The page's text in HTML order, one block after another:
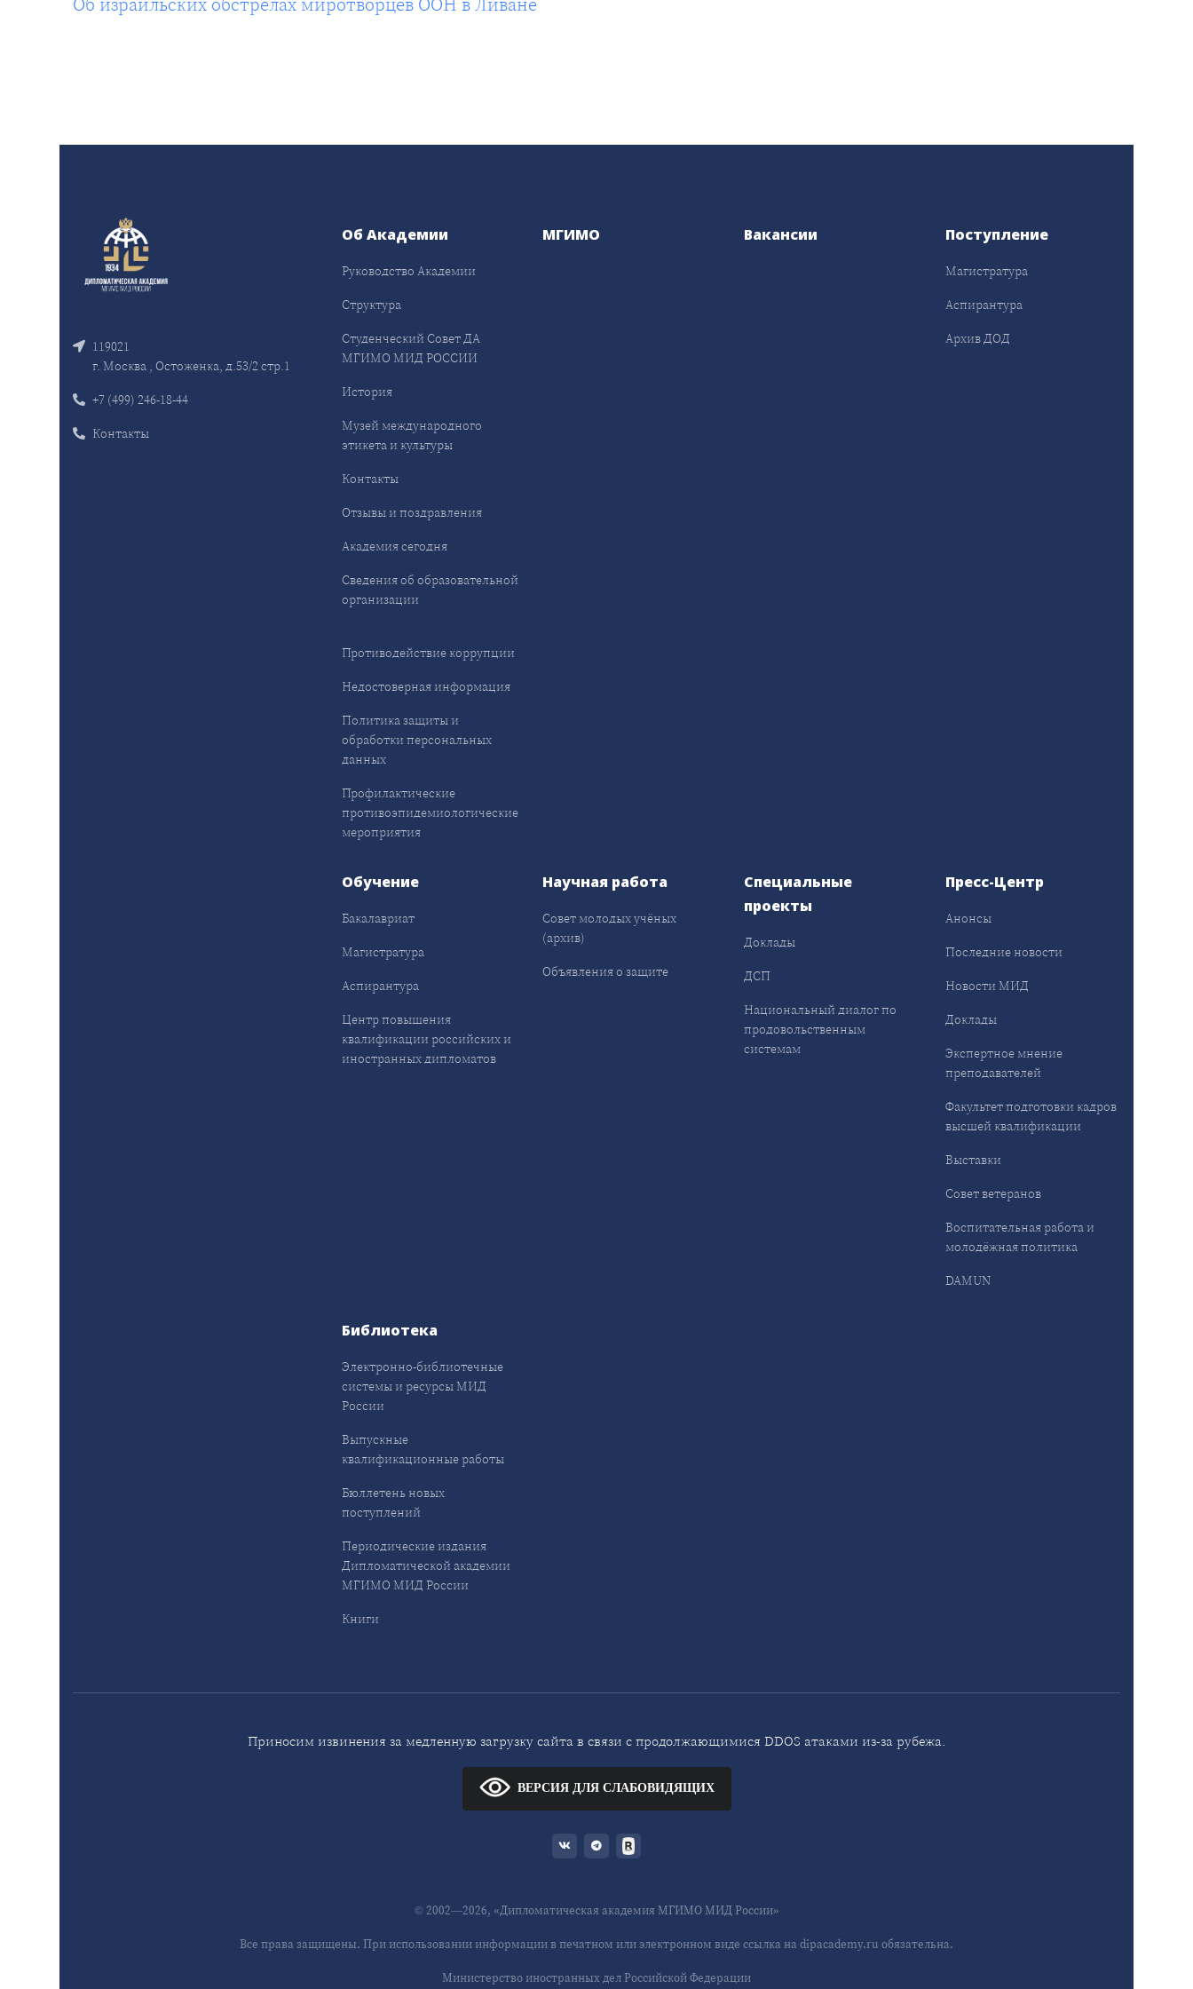
119021
г. Москва , Остоженка, д.53/2 стр.1
+7 (499) 246-18-44
Контакты
Об Академии
Руководство Академии
Структура
Студенческий Совет ДА
МГИМО МИД РОССИИ
История
Музей международного
этикета и культуры
Контакты
Отзывы и поздравления
Академия сегодня
Сведения об образовательной
организации
Противодействие коррупции
Недостоверная информация
Политика защиты и
обработки персональных
данных
Профилактические
противоэпидемиологические
мероприятия
МГИМО Вакансии Поступление
Магистратура
Аспирантура
Архив ДОД
Обучение
Бакалавриат
Магистратура
Аспирантура
Центр повышения
квалификации российских и
иностранных дипломатов
Научная работа
Совет молодых учёных
(архив)
Объявления о защите
Специальные
проекты
Доклады
ДСП
Национальный диалог по
продовольственным
системам
Пресс-Центр
Анонсы
Последние новости
Новости МИД
Доклады
Экспертное мнение
преподавателей
Факультет подготовки кадров
высшей квалификации
Выставки
Совет ветеранов
Воспитательная работа и
молодёжная политика
DAMUN
Библиотека
Электронно-библиотечные
системы и ресурсы МИД
России
Выпускные
квалификационные работы
Бюллетень новых
поступлений
Периодические издания
Дипломатической академии
МГИМО МИД России
Книги
Приносим извинения за медленную загрузку сайта в связи с продолжающимися DDOS атаками из-за рубежа.
ВЕРСИЯ ДЛЯ СЛАБОВИДЯЩИХ
© 2002—2026, «Дипломатическая академия МГИМО МИД России»
Все права защищены. При использовании информации в печатном или электронном виде ссылка на dipacademy.ru обязательна.
Министерство иностранных дел Российской Федерации